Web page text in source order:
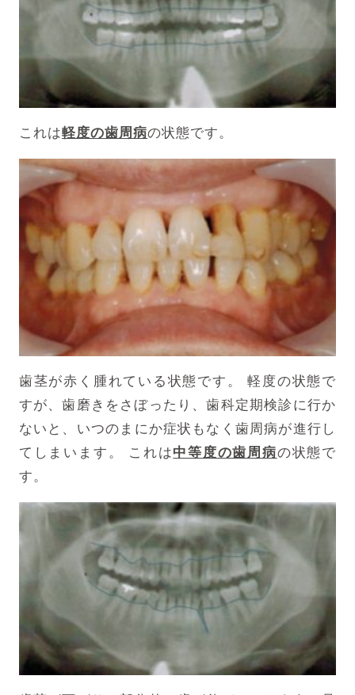
これは軽度の歯周病の状態です。
歯茎が赤く腫れている状態です。
軽度の状態で
すが、歯磨きをさぼったり、歯科定期検診に行か
ないと、 いつのまにか症状もなく歯周病が進行し
てしまいます。
これは中等度の歯周病の状態で
す。